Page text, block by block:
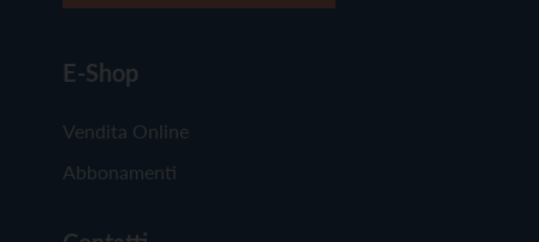
E-Shop
Vendita Online
Abbonamenti